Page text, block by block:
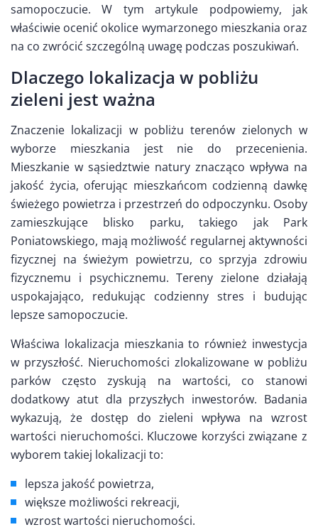
samopoczucie. W tym artykule podpowiemy, jak
właściwie ocenić okolice wymarzonego mieszkania oraz
na co zwrócić szczególną uwagę podczas poszukiwań.
Dlaczego lokalizacja w pobliżu
zieleni jest ważna
Znaczenie lokalizacji w pobliżu terenów zielonych w
wyborze mieszkania jest nie do przecenienia.
Mieszkanie w sąsiedztwie natury znacząco wpływa na
jakość życia, oferując mieszkańcom codzienną dawkę
świeżego powietrza i przestrzeń do odpoczynku. Osoby
zamieszkujące blisko parku, takiego jak Park
Poniatowskiego, mają możliwość regularnej aktywności
fizycznej na świeżym powietrzu, co sprzyja zdrowiu
fizycznemu i psychicznemu. Tereny zielone działają
uspokajająco, redukując codzienny stres i budując
lepsze samopoczucie.
Właściwa lokalizacja mieszkania to również inwestycja
w przyszłość. Nieruchomości zlokalizowane w pobliżu
parków często zyskują na wartości, co stanowi
dodatkowy atut dla przyszłych inwestorów. Badania
wykazują, że dostęp do zieleni wpływa na wzrost
wartości nieruchomości. Kluczowe korzyści związane z
wyborem takiej lokalizacji to:
lepsza jakość powietrza,
większe możliwości rekreacji,
wzrost wartości nieruchomości.